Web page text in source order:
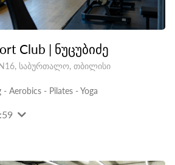
Club | ნუცუბიძე
საბურთალო, თბილისი
- Aerobics - Pilates -Yoga